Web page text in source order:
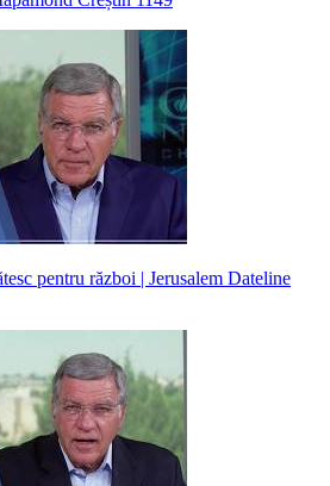
pentru război | Jerusalem Dateline